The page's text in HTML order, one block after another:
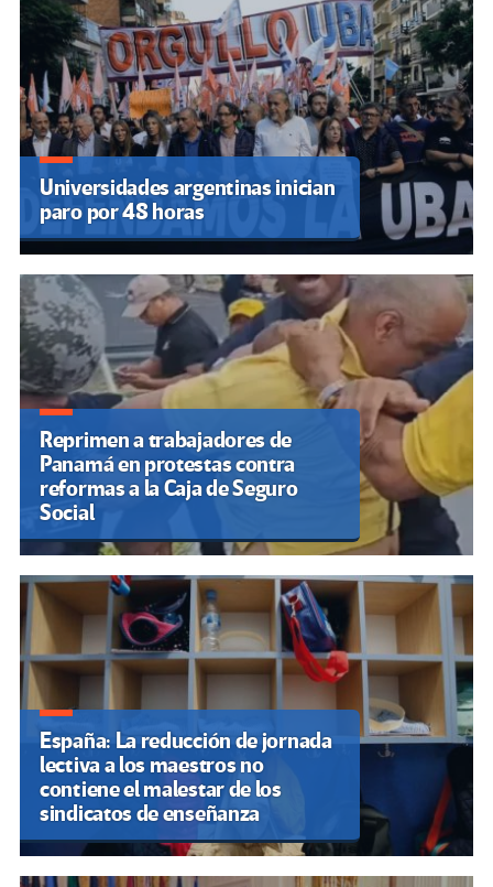
Universidades argentinas inician
paro por 48 horas
Reprimen a trabajadores de
Panamá en protestas contra
reformas a la Caja de Seguro
Social
España: La reducción de jornada
lectiva a los maestros no
contiene el malestar de los
sindicatos de enseñanza